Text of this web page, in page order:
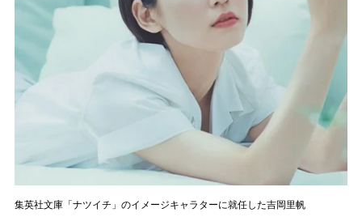
集英社文庫「ナツイチ」のイメージキャラターに就任した吉岡里帆